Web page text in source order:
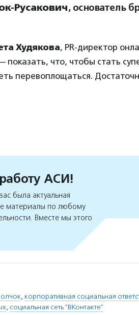
Русакович, основатель
Худякова, PR-директор
показать, что, чтобы стать
перевоплощаться.
АСИ!
была актуальная
материалы по любому
Вместе мы этого
, корпоративная социальная
, социальная сеть "ВКонтакте"